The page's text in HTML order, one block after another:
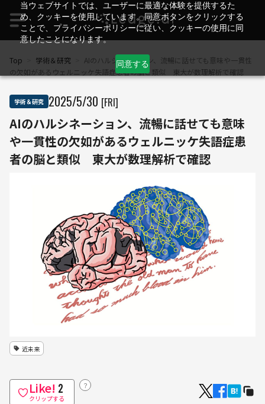
当ウェブサイトでは、ユーザーに最適な体験を提供するた
め、クッキーを使用しています。同意ボタンをクリックする
ことで、プライバシーポリシーに従い、クッキーの使用に同
意したことになります。
同意する
Top 学術＆研究
AIのハルシネーション、流暢に話せても意味や一貫性
の欠如があるウェルニッケ失語症患者の脳と類似 東大が数理解析で確認
学術＆研究 2025/5/30 [FRI]
AIのハルシネーション、流暢に話せても意味
や一貫性の欠如があるウェルニッケ失語症患
者の脳と類似 東大が数理解析で確認
近未来
Like! 2
クリップする
？